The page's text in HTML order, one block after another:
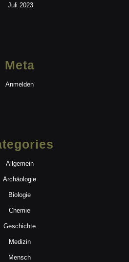
Juli 2023
Meta
Anmelden
Allgemein
Archäologie
Biologie
Chemie
Geschichte
Medizin
Mensch